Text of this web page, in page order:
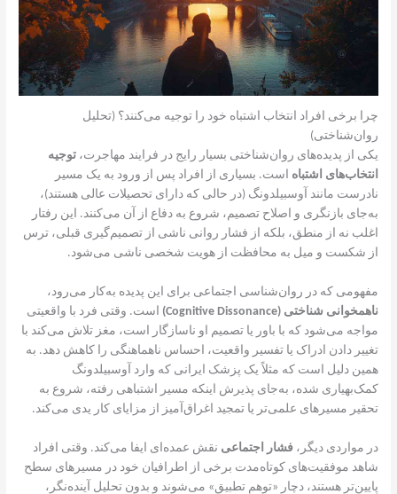
چرا برخی افراد انتخاب اشتباه خود را توجیه می‌کنند؟ (تحلیل
روان‌شناختی)
یکی از پدیده‌های روان‌شناختی بسیار رایج در فرایند مهاجرت،توجیه
انتخاب‌های اشتباه است. بسیاری از افراد پس از ورود به یک مسیر
نادرست مانند آوسبیلدونگ (در حالی که دارای تحصیلات عالی هستند)،
به‌جای بازنگری و اصلاح تصمیم، شروع به دفاع از آن می‌کنند. این رفتار
اغلب نه از منطق، بلکه از فشار روانی ناشی از تصمیم‌گیری قبلی، ترس
از شکست و میل به محافظت از هویت شخصی ناشی می‌شود.
مفهومی که در روان‌شناسی اجتماعی برای این پدیده به‌کار می‌رود،
ناهمخوانی شناختی (Cognitive Dissonance)
است. وقتی فرد با واقعیتی
مواجه می‌شود که با باور یا تصمیم او ناسازگار است، مغز تلاش می‌کند با
تغییر دادن ادراک یا تفسیر واقعیت، احساس ناهماهنگی را کاهش دهد. به
همین دلیل است که مثلاً یک پزشک ایرانی که وارد آوسبیلدونگ
کمک‌بهیاری شده، به‌جای پذیرش اینکه مسیر اشتباهی رفته، شروع به
تحقیر مسیرهای علمی‌تر یا تمجید اغراق‌آمیز از مزایای کار یدی می‌کند.
در مواردی دیگر،فشار اجتماعی نقش عمده‌ای ایفا می‌کند. وقتی افراد
شاهد موفقیت‌های کوتاه‌مدت برخی از اطرافیان خود در مسیرهای سطح
پایین‌تر هستند، دچار «توهم تطبیق» می‌شوند و بدون تحلیل آینده‌نگر،